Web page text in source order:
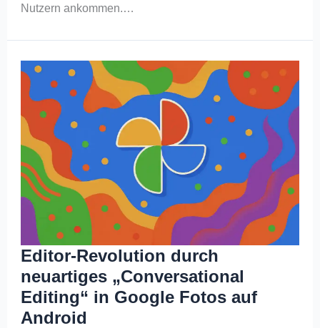
Nutzern ankommen.…
Editor-Revolution durch
neuartiges „Conversational
Editing“ in Google Fotos auf
Android